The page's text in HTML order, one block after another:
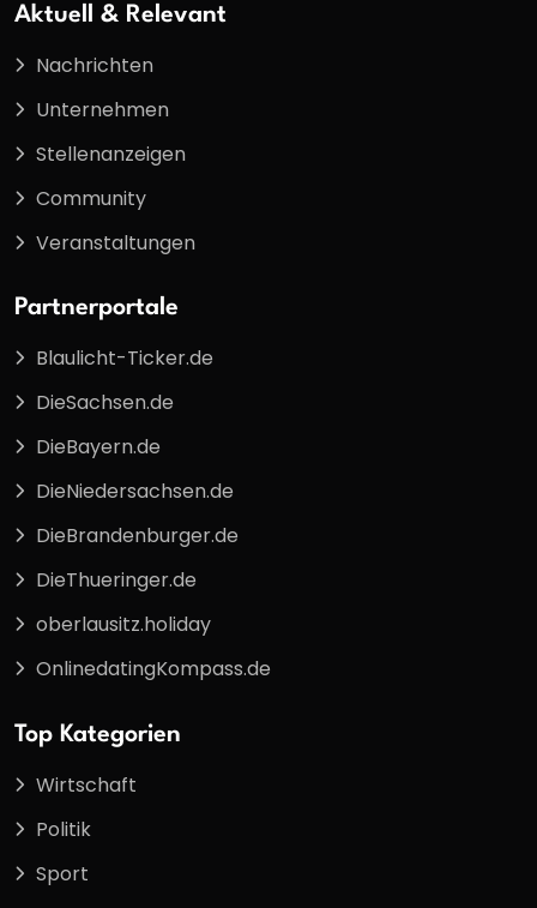
Aktuell & Relevant
Nachrichten
Unternehmen
Stellenanzeigen
Community
Veranstaltungen
Partnerportale
Blaulicht-Ticker.de
DieSachsen.de
DieBayern.de
DieNiedersachsen.de
DieBrandenburger.de
DieThueringer.de
oberlausitz.holiday
OnlinedatingKompass.de
Top Kategorien
Wirtschaft
Politik
Sport